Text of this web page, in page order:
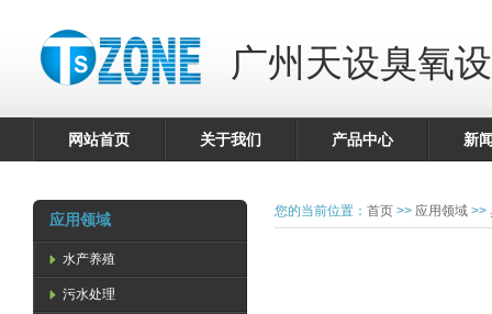
广州天设臭氧
网站首页 关于我们 产品中心 新
应用领域
水产养殖
污水处理
您的当前位置： 首页 >> 应用领域 >>